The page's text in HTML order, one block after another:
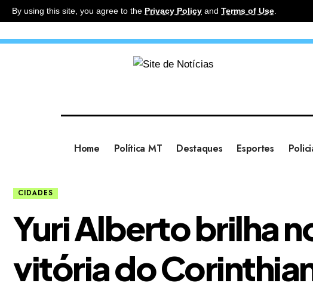
By using this site, you agree to the Privacy Policy and Terms of Use.
Home Política MT Destaques Esportes
CIDADES
Yuri Alberto brilha
vitória do